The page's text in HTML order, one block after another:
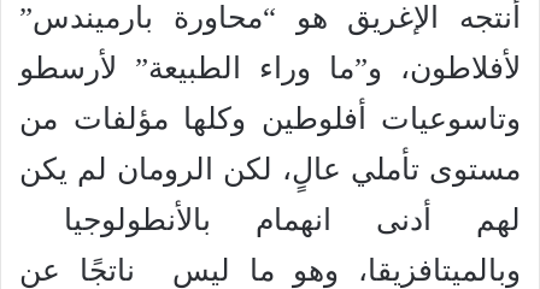
أنتجه الإغريق هو “محاورة بارميندس”
لأفلاطون، و”ما وراء الطبيعة” لأرسطو
وتاسوعيات أفلوطين وكلها مؤلفات من
مستوى تأملي عالٍ، لكن الرومان لم يكن
لهم أدنى انهمام بالأنطولوجيا
وبالميتافزيقا، وهو ما ليس ناتجًا عن